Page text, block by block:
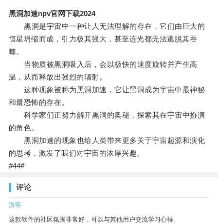
黑洞加速npv官网下载2024
黑洞是宇宙中一种让人无法理解的存在，它们由巨大的
恒星坍缩而成，引力极其强大，甚至连光都无法逃脱其吞
噬。
当物质被黑洞吸入后，会以极快的速度旋转并产生高
温，从而释放出强烈的辐射。
这种现象被称为黑洞加速，它让黑洞成为宇宙中最神秘
和最恐怖的存在。
科学家们正努力解开黑洞的奥秘，探索其在宇宙中扮演
的角色。
黑洞加速的现象也给人类带来更多关于宇宙起源和演化
的思考，激发了我们对宇宙的浓厚兴趣。
#44#
评论
游客
这款软件的社区氛围非常好，可以与其他用户交流学习心得。